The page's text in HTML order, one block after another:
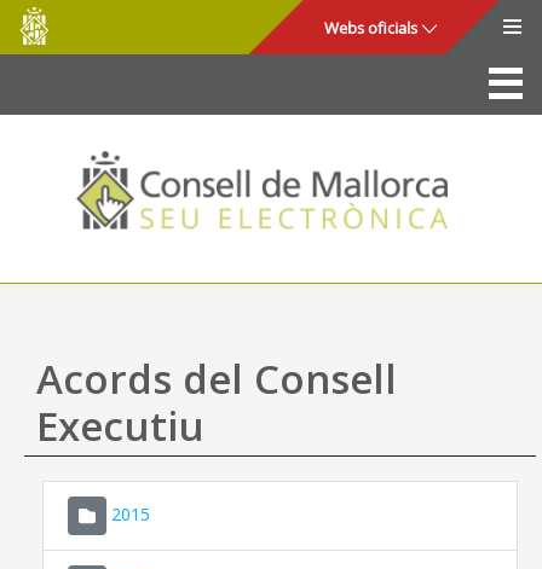
Salta al contingut principal
Consell
de
Mallorca
Webs oficials
La Seu
Consell de Mallorca
Accés i seguretat
Utilitats
Ajuda
Acords del Consell
Executiu
2015